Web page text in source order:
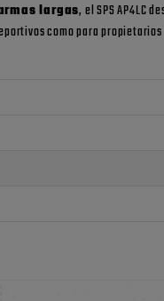
largas, el SPS AP4LC
como para propietarios